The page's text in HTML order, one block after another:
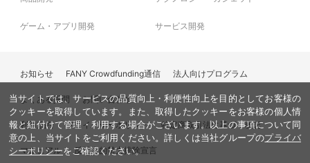
ゲーム・アプリ開発 サービス開発
お知らせ FANY Crowdfunding通信 法人向けプログラム
よくある質問 お問い合わせ
利用規約 プライバシーポリシー 特定商取引法に基づく表記
マニュアル 反社会的勢力排除宣言
当サイトでは、サービスの品質向上・利便性向上を目的としてお客様の
クッキーを取得しています。また、取得したクッキーをお客様の個人情
報と紐付けて管理・利用する場合がございます。以上の事項について同
意の上、当サイトをご利用ください。詳しくは当社グループのプライバ
シーポリシーをご確認ください。